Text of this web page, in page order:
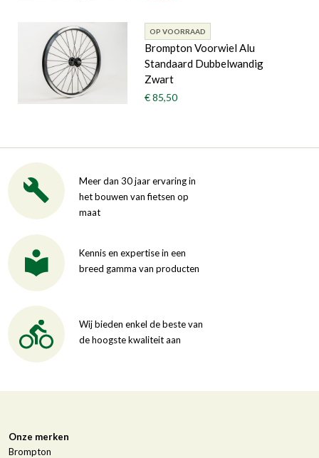
OP VOORRAAD
Brompton Voorwiel Alu
Standaard Dubbelwandig
Zwart
€ 85,50
Meer dan 30 jaar ervaring in
het bouwen van fietsen op
maat
Kennis en expertise in een
breed gamma van producten
Wij bieden enkel de beste van
de hoogste kwaliteit aan
Onze merken
Brompton